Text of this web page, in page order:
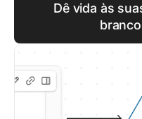
Dê vida às